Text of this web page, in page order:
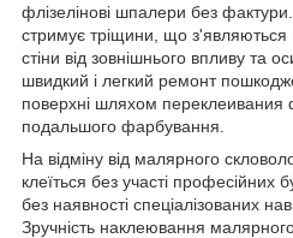
флізелінові шпалери без
стримує тріщини, що з'являються
стіни від зовнішнього впливу та
швидкий і легкий ремонт
поверхні шляхом переклеивания
подальшого фарбування.
На відміну від малярного
клеїться без участі професійних
без наявності спеціалізованих
Зручність наклеювання